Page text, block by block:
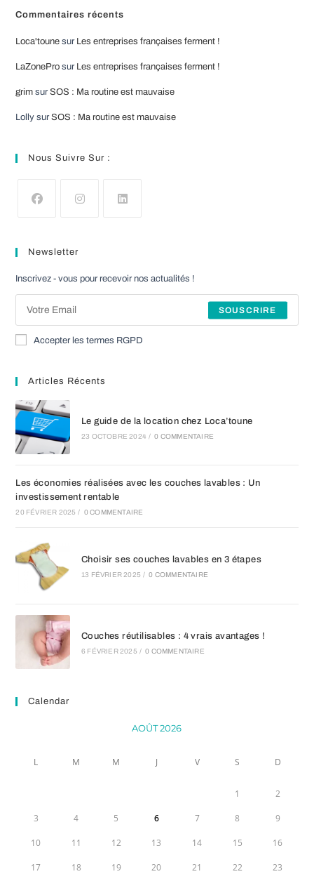
Commentaires récents
Loca'toune sur Les entreprises françaises ferment !
LaZonePro sur Les entreprises françaises ferment !
grim surSOS : Ma routine est mauvaise
Lolly surSOS : Ma routine est mauvaise
Nous Suivre Sur :
nouvel
onglet
nouvel
onglet
nouvel
onglet
Newsletter
Inscrivez - vous pour recevoir nos actualités !
SOUSCRIRE
Accepter les termes RGPD
Articles Récents
Le guide de la location chez Loca’toune
23 OCTOBRE 2024 / 0 COMMENTAIRE
Les économies réalisées avec les couches lavables : Un
investissement rentable
20 FÉVRIER 2025 / 0 COMMENTAIRE
Choisir ses couches lavables en 3 étapes
13 FÉVRIER 2025 / 0 COMMENTAIRE
Couches réutilisables : 4 vrais avantages !
6 FÉVRIER 2025 / 0 COMMENTAIRE
Calendar
AOÛT 2026
L M M J V S D
1 2
3 4 5 6 7 8 9
10 11 12 13 14 15 16
17 18 19 20 21 22 23